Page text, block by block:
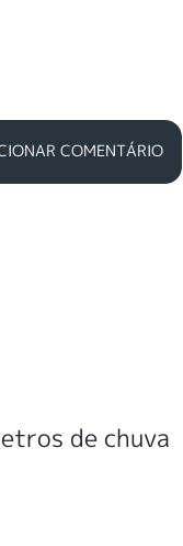
COMENTÁRIO
de chuva